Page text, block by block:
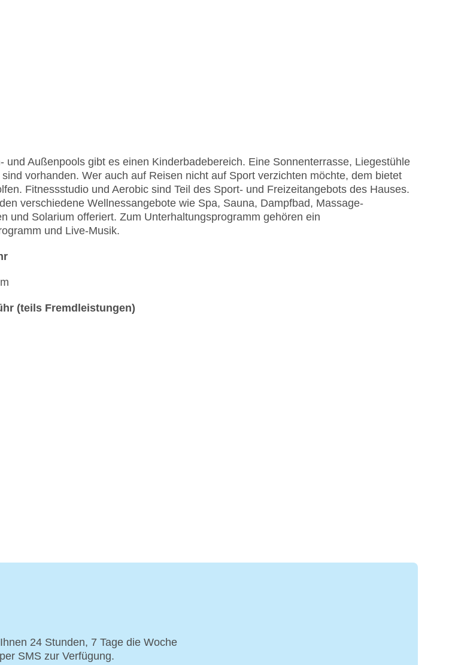
und Außenpools gibt es einen Kinderbadebereich. Eine Sonnenterrasse, Liegestühle
vorhanden. Wer auch auf Reisen nicht auf Sport verzichten möchte, dem bietet
Fitnessstudio und Aerobic sind Teil des Sport- und Freizeitangebots des Hauses.
verschiedene Wellnessangebote wie Spa, Sauna, Dampfbad, Massage-
und Solarium offeriert. Zum Unterhaltungsprogramm gehören ein
und Live-Musik.
(teils Fremdleistungen)
24 Stunden, 7 Tage die Woche
SMS zur Verfügung.